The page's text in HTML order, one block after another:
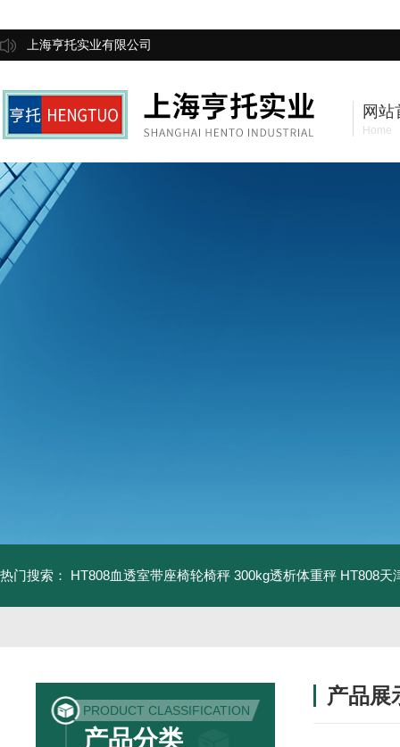
上海亨托实业有限公司
网站
Home
热门搜索： HT808血透室带座椅轮椅秤 300kg透析体重秤 HT808天
PRODUCT CLASSIFICATION
产品分类
产品展